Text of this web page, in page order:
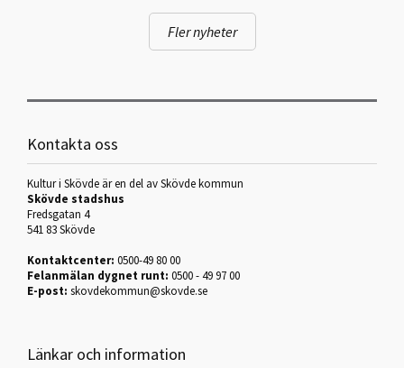
Fler nyheter
Kontakta oss
Kultur i Skövde är en del av Skövde kommun
Skövde stadshus
Fredsgatan 4
541 83 Skövde
Kontaktcenter: 0500-49 80 00
Felanmälan dygnet runt: 0500 - 49 97 00
E-post: skovdekommun@skovde.se
Länkar och information